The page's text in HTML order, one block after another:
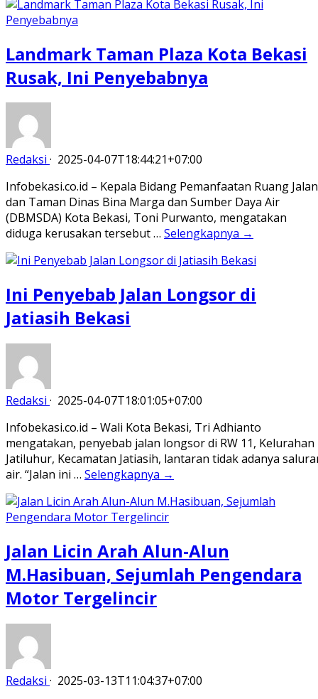
Landmark Taman Plaza Kota Bekasi
Rusak, Ini Penyebabnya
Redaksi · 2025-04-07T18:44:21+07:00
Infobekasi.co.id – Kepala Bidang Pemanfaatan Ruang Jalan
dan Taman Dinas Bina Marga dan Sumber Daya Air
(DBMSDA) Kota Bekasi, Toni Purwanto, mengatakan
diduga kerusakan tersebut … Selengkapnya →
Ini Penyebab Jalan Longsor di
Jatiasih Bekasi
Redaksi · 2025-04-07T18:01:05+07:00
Infobekasi.co.id – Wali Kota Bekasi, Tri Adhianto
mengatakan, penyebab jalan longsor di RW 11, Kelurahan
Jatiluhur, Kecamatan Jatiasih, lantaran tidak adanya
air. “Jalan ini … Selengkapnya →
Jalan Licin Arah Alun-Alun
M.Hasibuan, Sejumlah Pengendara
Motor Tergelincir
Redaksi · 2025-03-13T11:04:37+07:00